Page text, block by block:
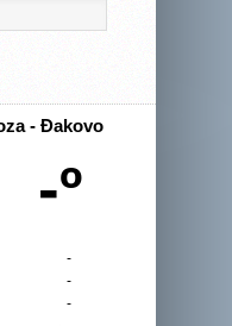
- Đakovo
-º
-
-
-